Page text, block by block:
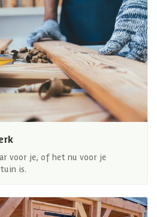
voor je, of het nu voor je
is.